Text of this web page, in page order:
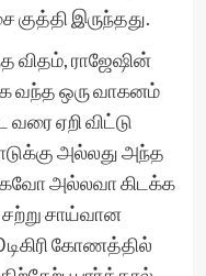
குத்தி இருந்தது.
விதம், ராஜேஷின்
வந்த ஒரு வாகனம்
ஏறி விட்டு
அல்லது அந்த
அல்லவா கிடக்க
சாய்வான
கோணத்தில்